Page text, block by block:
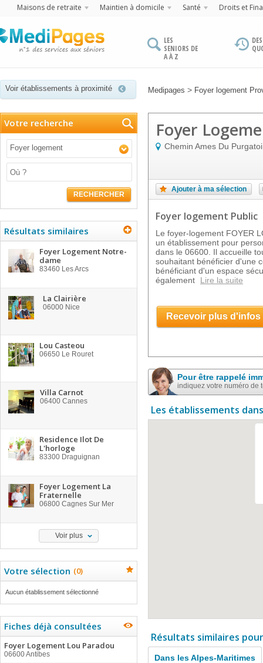
Maisons de retraite Maintien à domicile Santé Droits et
LES
SENIORS DE
A À Z
Voir établissements à proximité Medipages > Foyer logement
Votre recherche
Foyer logement
RECHERCHER
Résultats similaires
Foyer Logement Notre-
dame
83460 Les Arcs
La Clairière
06000 Nice
Lou Casteou
06650 Le Rouret
Villa Carnot
06400 Cannes
Residence Ilot De
L'horloge
83300 Draguignan
Foyer Logement La
Fraternelle
06800 Cagnes Sur Mer
Voir plus
Votre sélection (0)
Aucun établissement sélectionné
Fiches déjà consultées
Foyer Logement Lou Paradou
06600 Antibes
Foyer
Chemin Ames Du
Ajouter à ma sélection
Foyer logement Public
Le foyer-logement FOYER
un établissement pour
dans le 06600. Il accueille
souhaitant bénéficier d'une
bénéficiant d'un espace
également
Lire la suite
Recevoir plus d'infos
Pour être rappelé
indiquez votre numéro de
Les établissements
Résultats similaires
Dans les Alpes-Maritimes